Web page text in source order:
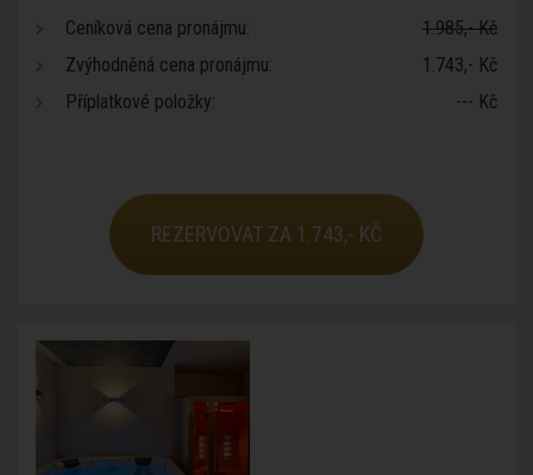
Ceníková cena pronájmu:
1.985,- Kč
Zvýhodněná cena pronájmu:
1.743,- Kč
Příplatkové položky:
--- Kč
REZERVOVAT ZA 1.743,- KČ